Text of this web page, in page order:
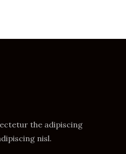
the adipiscing
nisl.